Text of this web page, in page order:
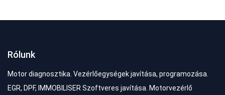
Rólunk
Motor diagnosztika. Vezérlőegységek javítása, programozása.
EGR, DPF, IMMOBILISER Szoftveres javítása. Motorvezérlő